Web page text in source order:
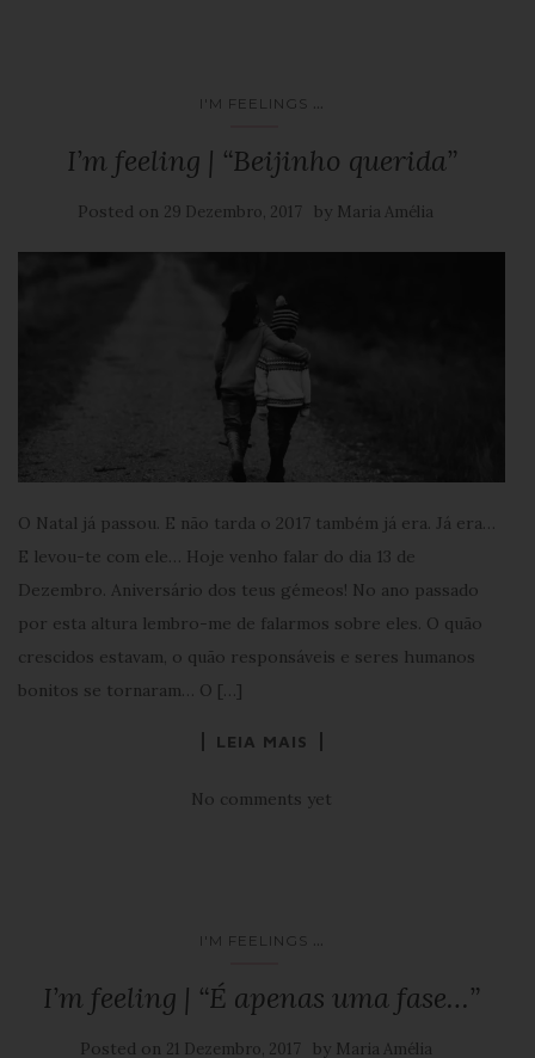
I'M FEELINGS ...
I’m feeling | “Beijinho querida”
Posted on 29 Dezembro, 2017 by Maria Amélia
O Natal já passou. E não tarda o 2017 também já era. Já era…
E levou-te com ele… Hoje venho falar do dia 13 de
Dezembro. Aniversário dos teus gémeos! No ano passado
por esta altura lembro-me de falarmos sobre eles. O quão
crescidos estavam, o quão responsáveis e seres humanos
bonitos se tornaram… O […]
LEIA MAIS
No comments yet
I'M FEELINGS
I’m feeling | “É apenas uma fase…”
Posted on 21 Dezembro, 2017 by Maria Amélia